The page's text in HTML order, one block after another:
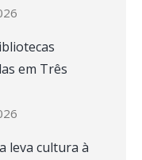
em Três
leva cultura à